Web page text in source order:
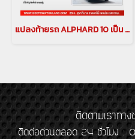
แปลงท้ายรถ ALPHARD 10 เป็น ALPHARD 30 แปลงท้ายอัลพาร์ด10 เป็น อัลพาร์ด30 ชุดแต่งแปลงท้าย กันชนท้าย กันชนแต่ง
ติดตามเราทาง
ติดต่อด่วนตลอด 24 ชั่วโมง